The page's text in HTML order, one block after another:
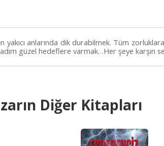
yakıcı anlarında dik durabilmek. Tüm
güzel hedeflere varmak…Her şeye karşın
Diğer Kitapları